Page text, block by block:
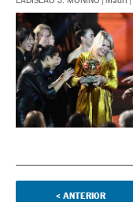
< ANTERIOR